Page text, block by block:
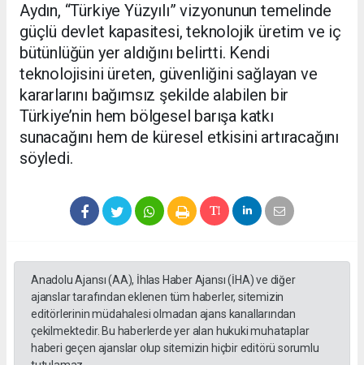
Aydın, “Türkiye Yüzyılı” vizyonunun temelinde
güçlü devlet kapasitesi, teknolojik üretim ve iç
bütünlüğün yer aldığını belirtti. Kendi
teknolojisini üreten, güvenliğini sağlayan ve
kararlarını bağımsız şekilde alabilen bir
Türkiye’nin hem bölgesel barışa katkı
sunacağını hem de küresel etkisini artıracağını
söyledi.
Anadolu Ajansı (AA), İhlas Haber Ajansı (İHA) ve diğer
ajanslar tarafından eklenen tüm haberler, sitemizin
editörlerinin müdahalesi olmadan ajans kanallarından
çekilmektedir. Bu haberlerde yer alan hukuki muhataplar
haberi geçen ajanslar olup sitemizin hiçbir editörü sorumlu